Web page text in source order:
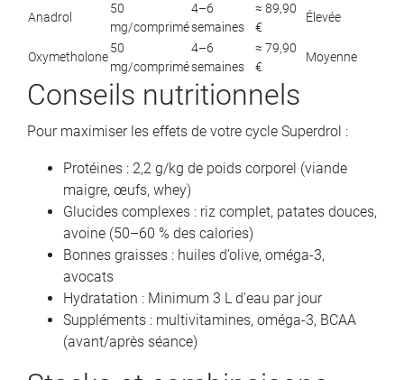
Anadrol
50
mg/comprimé
4–6
semaines
≈ 89,90
€
Élevée
Oxymetholone
50
mg/comprimé
4–6
semaines
≈ 79,90
€
Moyenne
Conseils nutritionnels
Pour maximiser les effets de votre cycle Superdrol :
Protéines : 2,2 g/kg de poids corporel (viande
maigre, œufs, whey)
Glucides complexes : riz complet, patates douces,
avoine (50–60 % des calories)
Bonnes graisses : huiles d’olive, oméga-3,
avocats
Hydratation : Minimum 3 L d’eau par jour
Suppléments : multivitamines, oméga-3, BCAA
(avant/après séance)